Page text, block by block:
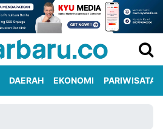
DAERAH EKONOMI PARIWISATA